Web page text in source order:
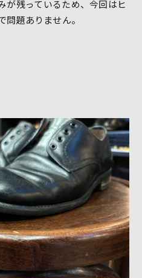
が残っているため、今回はヒ
問題ありません。